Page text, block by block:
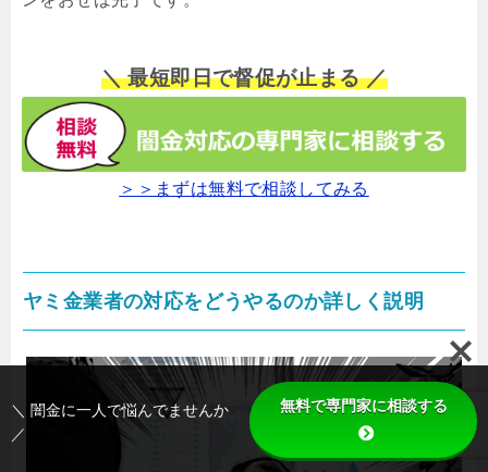
＼ 最短即日で督促が止まる ／
＞＞まずは無料で相談してみる
ヤミ金業者の対応をどうやるのか詳しく説明
＼ 闇金に一人で悩んでませんか
／
無料で専門家に相談する